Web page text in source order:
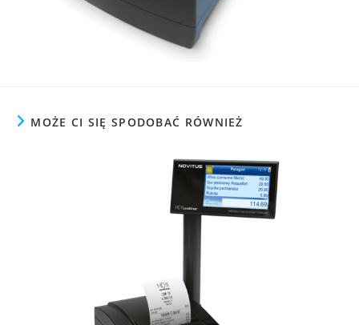
MOŻE CI SIĘ SPODOBAĆ RÓWNIEŻ